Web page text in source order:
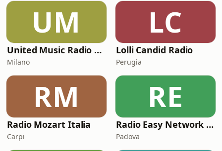
UM
United Music Radio Festival
Milano
LC
Lolli Candid Radio
Perugia
RM
Radio Mozart Italia
Carpi
RE
Radio Easy Network Classic
Padova